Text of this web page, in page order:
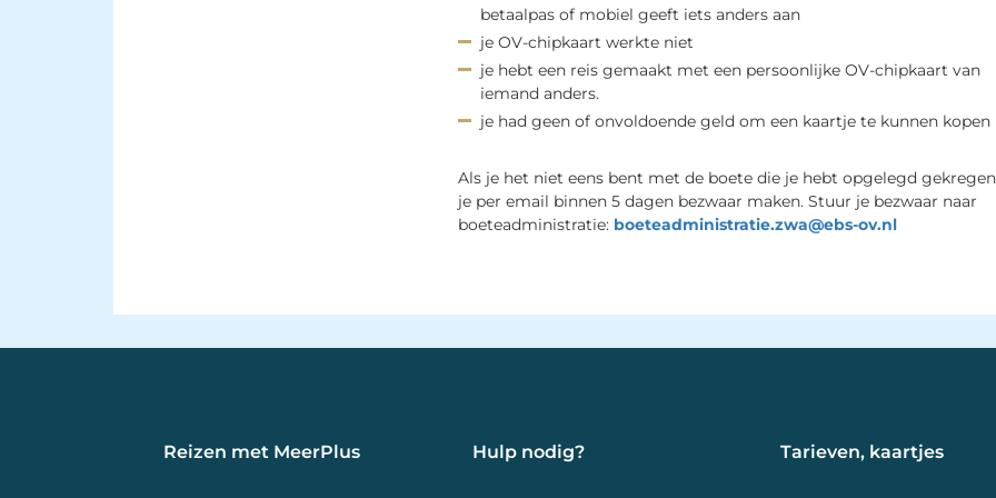
betaalpas of mobiel geeft iets anders aan
je OV-chipkaart werkte niet
je hebt een reis gemaakt met een persoonlijke OV-chipkaart van
iemand anders.
je had geen of onvoldoende geld om een kaartje te kunnen kopen
Als je het niet eens bent met de boete die je hebt opgelegd
je per email binnen 5 dagen bezwaar maken. Stuur je bezwaar naar
boeteadministratie: boeteadministratie.zwa@ebs-ov.nl
Reizen met MeerPlus Hulp nodig? Tarieven, kaartjes